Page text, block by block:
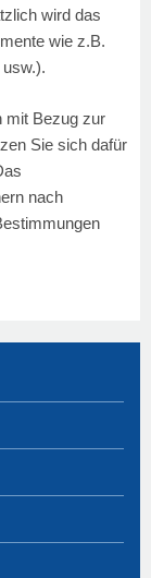
wird das
wie z.B.
mit Bezug zur
Sie sich dafür
nach